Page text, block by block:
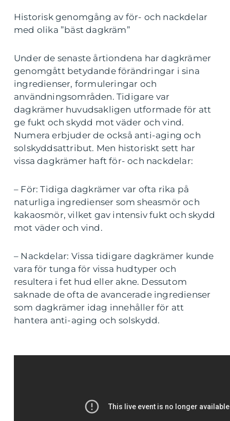
Historisk genomgång av för- och nackdelar
med olika ”bäst dagkräm”
Under de senaste årtiondena har dagkrämer
genomgått betydande förändringar i sina
ingredienser, formuleringar och
användningsområden. Tidigare var
dagkrämer huvudsakligen utformade för att
ge fukt och skydd mot väder och vind.
Numera erbjuder de också anti-aging och
solskyddsattribut. Men historiskt sett har
vissa dagkrämer haft för- och nackdelar:
– För: Tidiga dagkrämer var ofta rika på
naturliga ingredienser som sheasmör och
kakaosmör, vilket gav intensiv fukt och skydd
mot väder och vind.
– Nackdelar: Vissa tidigare dagkrämer kunde
vara för tunga för vissa hudtyper och
resultera i fet hud eller akne. Dessutom
saknade de ofta de avancerade ingredienser
som dagkrämer idag innehåller för att
hantera anti-aging och solskydd.